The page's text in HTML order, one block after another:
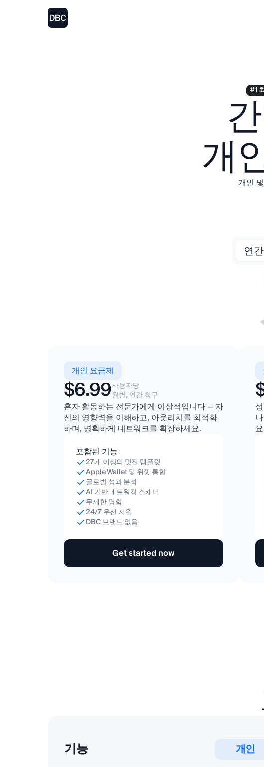
#1
개개인
연간
개인 요금제
$6.99사용자당
월별, 연간 청구
혼자 활동하는 전문가에게 이상적입니다 — 자
신의 영향력을 이해하고, 아웃리치를 최적화
하며, 명확하게 네트워크를 확장하세요.
포함된 기능
27개 이상의 멋진 템플릿
Apple Wallet 및 위젯 통합
글로벌 성과 분석
AI 기반 네트워킹 스캐너
무제한 명함
24/7 우선 지원
DBC 브랜드 없음
Get started now
요.
기능 개인